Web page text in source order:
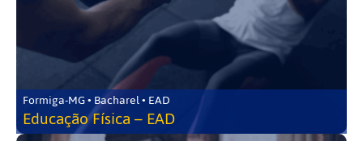
Formiga-MG • Bacharel • EAD
Educação Física – EAD